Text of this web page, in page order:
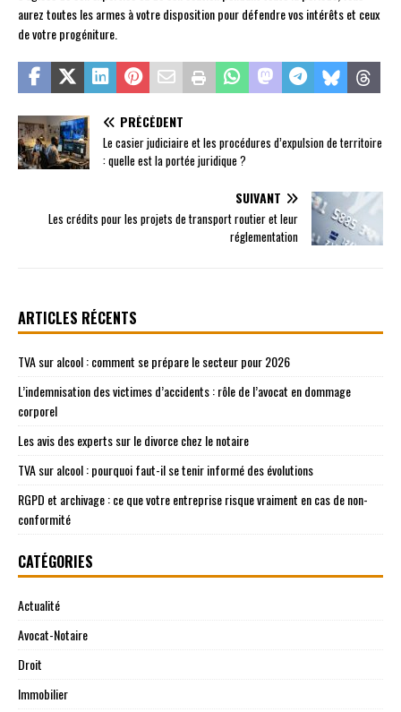
aurez toutes les armes à votre disposition pour défendre vos intérêts et ceux
de votre progéniture.
PRÉCÉDENT
Le casier judiciaire et les procédures d’expulsion de territoire
: quelle est la portée juridique ?
SUIVANT
Les crédits pour les projets de transport routier et leur
réglementation
ARTICLES RÉCENTS
TVA sur alcool : comment se prépare le secteur pour 2026
L’indemnisation des victimes d’accidents : rôle de l’avocat en dommage
corporel
Les avis des experts sur le divorce chez le notaire
TVA sur alcool : pourquoi faut-il se tenir informé des évolutions
RGPD et archivage : ce que votre entreprise risque vraiment en cas de non-
conformité
CATÉGORIES
Actualité
Avocat-Notaire
Droit
Immobilier